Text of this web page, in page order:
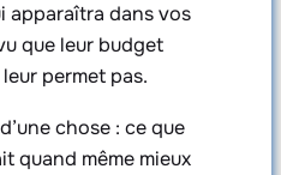
apparaîtra dans vos
que leur budget
permet pas.
chose : ce que
quand même mieux